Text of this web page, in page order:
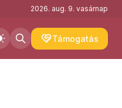
2026. aug. 9. vasárnap
Támogatás